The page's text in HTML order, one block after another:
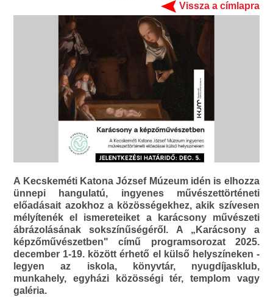
Vissza a címlapra
A Kecskeméti Katona József Múzeum idén is elhozza
ünnepi hangulatú, ingyenes művészettörténeti
előadásait azokhoz a közösségekhez, akik szívesen
mélyítenék el ismereteiket a karácsony művészeti
ábrázolásának sokszínűségéről. A „Karácsony a
képzőművészetben" című programsorozat 2025.
december 1-19. között érhető el külső helyszíneken -
legyen az iskola, könyvtár, nyugdíjasklub,
munkahely, egyházi közösségi tér, templom vagy
galéria.